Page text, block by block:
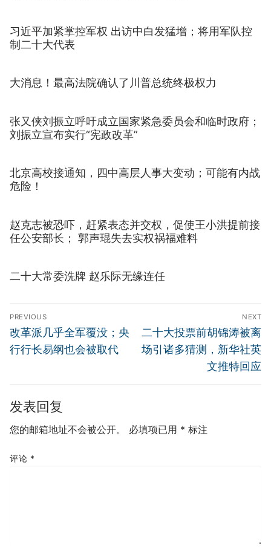
习近平加紧掌控军权 出访中白发猛增；将用军队控
制二十大代表
大消息！最高法院确认了川普总统终极权力
张又侠刘振立呼吁成立国家紧急委员会和临时政府；
刘振立宣布实行“宪政改革”
北京高校接通知，四中高层人事大变动；可能有内战
危险！
赵克志被恐吓，赶紧表态并交权，促使王小洪提前接
任公安部长； 郭声琨失去实权祸福难料
二十大常委洗牌 赵乐际无缘连任
文
章
导
PREVIOUS
Previous
post:
改革派几乎全军覆没；央
行行长易纲也会被取代
NEXT
Next
post:
二十大投票前胡锦涛被离
场引诸多猜测，新华社英
文推特回应
发表回复
您的邮箱地址不会被公开。 必填项已用 * 标注
评论 *